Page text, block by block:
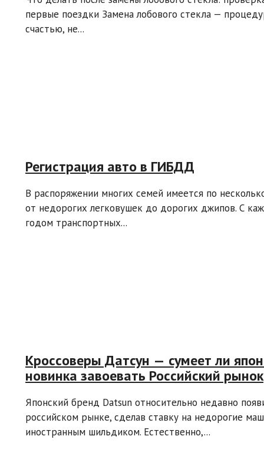
первые поездки Замена лобового стекла —
счастью, не...
Регистрация авто в ГИБДД
В распоряжении многих семей имеется по
от недорогих легковушек до дорогих джипов. С
годом транспортных...
Кроссоверы Датсун — сумеет ли
новинка завоевать Российский рынок
Японский бренд Datsun относительно недавно
российском рынке, сделав ставку на недорогие
иностранным шильдиком. Естественно,...